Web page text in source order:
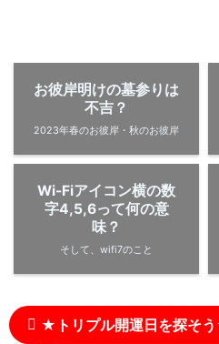
お彼岸明けの墓参りは
不吉？
2023年春のお彼岸・秋のお彼岸
Wi-Fiアイコン横の数
字4,5,6って何の意
味？
そして、wifi7のこと
★トリプル開運日を探そ